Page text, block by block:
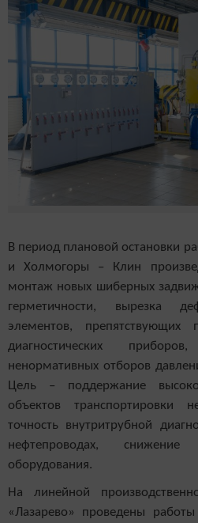
В период плановой остановки
и Холмогоры – Клин
монтаж новых шиберных
герметичности, вырезка
элементов, препятствующих
диагностических
ненормативных отборов
Цель – поддержание
объектов транспортировки
точность внутритрубной
нефтепроводах, снижение
оборудования.
На линейной
«Лазарево» проведены